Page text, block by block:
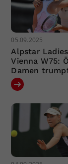
05.09.2025
Alpstar
Vienna W75:
Damen